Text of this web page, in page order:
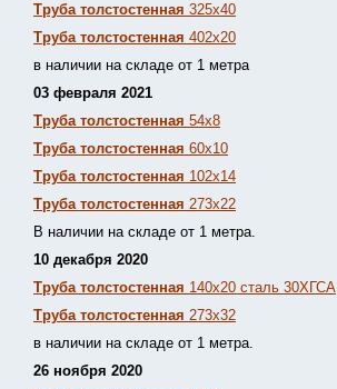
Труба толстостенная 325х40
Труба толстостенная 402х20
в наличии на складе от 1 метра
03 февраля 2021
Труба толстостенная 54х8
Труба толстостенная 60х10
Труба толстостенная 102х14
Труба толстостенная 273х22
В наличии на складе от 1 метра.
10 декабря 2020
Труба толстостенная 140х20 сталь 30ХГСА
Труба толстостенная 273х32
в наличии на складе от 1 метра.
26 ноября 2020